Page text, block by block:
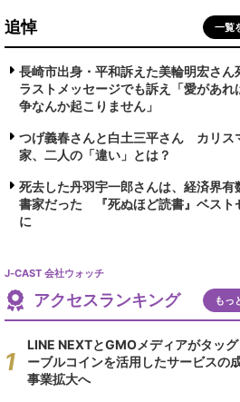
追悼 一覧
長崎市出身・平和訴えた美輪明宏さ
ラストメッセージでも訴え「愛があ
争なんか起こりません」
つげ義春さんと白土三平さん カリス
家、二人の「違い」とは？
死去した丹羽宇一郎さんは、経済界有
書家だった 『死ぬほど読書』ベスト
に
J-CAST 会社ウォッチ
アクセスランキング もっ
LINE NEXTとGMOメディアがタッ
ーブルコインを活用したサービスの
事業拡大へ